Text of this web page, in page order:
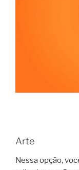
Arte
Nessa opção,